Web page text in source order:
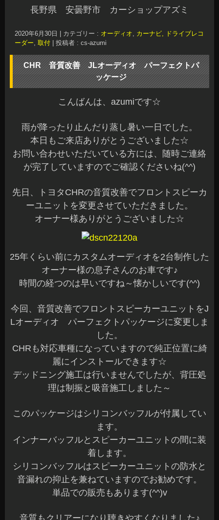
長野県 安曇野市 カーショップアズミ
2020年6月30日 カテゴリー : オーディオ, カーナビ, ドライブレコ
ーダー, 取付 投稿者 : cs-azumi
CHR 音質改善 JLオーディオ パーフェクトパ
ッケージ
こんばんは、azumiです☆
雨が降ったり止んだり蒸し暑い一日でした。
本日もご来店ありがとうございました☆
お問い合わせいただいている方には、随時ご連絡
が完了していますのでご確認くださいね(^^)
先日、トヨタCHRの音質改善でフロントスピーカ
ーユニットを変更させていただきました。
オーナー様ありがとうございました☆
25年くらい前にカスタムオーディオを2台制作した
オーナー様の息子さんのお車です♪
時間の経つのは早いですね～懐かしいです(^^)
今回、音質改善でフロントスピーカーユニットをJ
Lオーディオ パーフェクトパッケージに変更しま
した。
CHRも対応車種になっていますので純正位置に綺
麗にインストールできます☆
デッドニング施工は行いませんでしたが、背圧処
理は制振と吸音施工しました～
このパッケージはシリコンバッフルが付属してい
ます。
インナーバッフルとスピーカーユニットの間に装
着します。
シリコンバッフルはスピーカーユニットの防水と
音漏れの抑止を兼ねていますのでお勧めです。
単品での販売もあります(^^)v
音質もクリアーになり聴きやすくなりました♪